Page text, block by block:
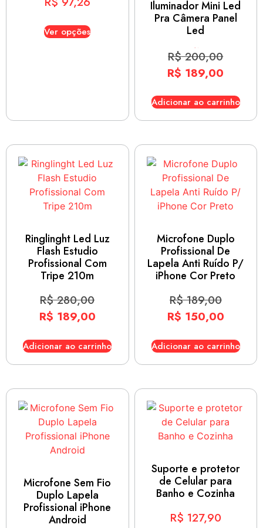
Ver opções
Iluminador Mini Led
Pra Câmera Panel
Led
5.00
de
5
R$200,00
R$ 189,00
Adicionar ao carrinho
Ringlinght Led Luz
Flash Estudio
Profissional Com
Tripe 210m
R$280,00
R$ 189,00
Adicionar ao carrinho
Microfone Duplo
Profissional De
Lapela Anti Ruído P/
iPhone Cor Preto
R$189,00
R$ 150,00
Adicionar ao carrinho
Microfone Sem Fio
Duplo Lapela
Profissional iPhone
Android
Suporte e protetor
de Celular para
Banho e Cozinha
R$ 127,90